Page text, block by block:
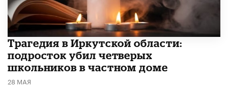
Трагедия в Иркутской области:
подросток убил четверых
школьников в частном доме
28 МАЯ